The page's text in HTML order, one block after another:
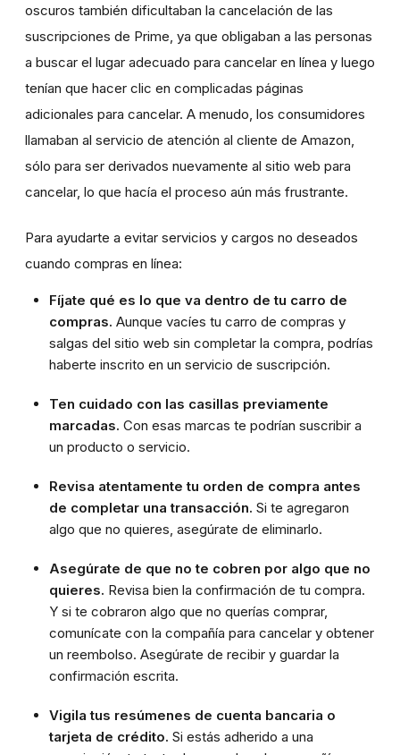
oscuros también dificultaban la cancelación de las
suscripciones de Prime, ya que obligaban a las personas
a buscar el lugar adecuado para cancelar en línea y luego
tenían que hacer clic en complicadas páginas
adicionales para cancelar. A menudo, los consumidores
llamaban al servicio de atención al cliente de Amazon,
sólo para ser derivados nuevamente al sitio web para
cancelar, lo que hacía el proceso aún más frustrante.
Para ayudarte a evitar servicios y cargos no deseados
cuando compras en línea:
Fíjate qué es lo que va dentro de tu carro de
compras. Aunque vacíes tu carro de compras y
salgas del sitio web sin completar la compra, podrías
haberte inscrito en un servicio de suscripción.
Ten cuidado con las casillas previamente
marcadas. Con esas marcas te podrían suscribir a
un producto o servicio.
Revisa atentamente tu orden de compra antes
de completar una transacción. Si te agregaron
algo que no quieres, asegúrate de eliminarlo.
Asegúrate de que no te cobren por algo que no
quieres. Revisa bien la confirmación de tu compra.
Y si te cobraron algo que no querías comprar,
comunícate con la compañía para cancelar y obtener
un reembolso. Asegúrate de recibir y guardar la
confirmación escrita.
Vigila tus resúmenes de cuenta bancaria o
tarjeta de crédito. Si estás adherido a una